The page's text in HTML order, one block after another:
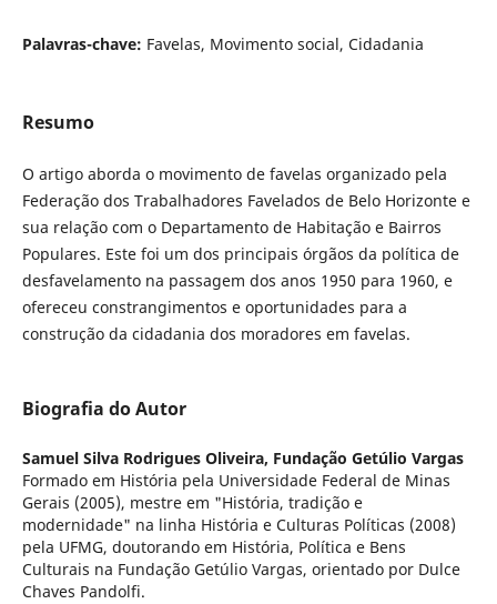
Palavras-chave: Favelas, Movimento social, Cidadania
Resumo
O artigo aborda o movimento de favelas organizado pela
Federação dos Trabalhadores Favelados de Belo Horizonte e
sua relação com o Departamento de Habitação e Bairros
Populares. Este foi um dos principais órgãos da política de
desfavelamento na passagem dos anos 1950 para 1960, e
ofereceu constrangimentos e oportunidades para a
construção da cidadania dos moradores em favelas.
Biografia do Autor
Samuel Silva Rodrigues Oliveira, Fundação Getúlio Vargas
Formado em História pela Universidade Federal de Minas
Gerais (2005), mestre em "História, tradição e
modernidade" na linha História e Culturas Políticas (2008)
pela UFMG, doutorando em História, Política e Bens
Culturais na Fundação Getúlio Vargas, orientado por Dulce
Chaves Pandolfi.